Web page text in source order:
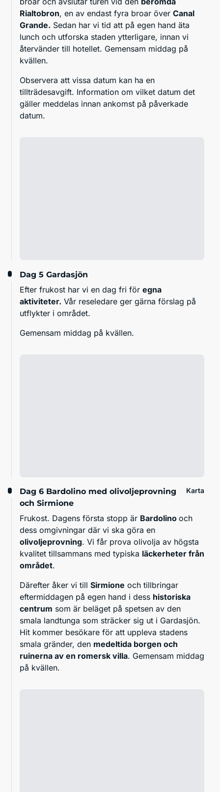
Rialtobron, en av endast fyra broar över Canal
Grande. Sedan har vi tid att på egen hand äta
lunch och utforska staden ytterligare, innan vi
återvänder till hotellet. Gemensam middag på
kvällen.
Observera att vissa datum kan ha en
tillträdesavgift. Information om vilket datum det
gäller meddelas innan ankomst på påverkade
datum.
Dag 5 Gardasjön
Efter frukost har vi en dag fri för egna
aktiviteter. Vår reseledare ger gärna förslag på
utflykter i området.
Gemensam middag på kvällen.
Dag 6 Bardolino med olivoljeprovning
och Sirmione
Karta
Frukost. Dagens första stopp är Bardolino och
dess omgivningar där vi ska göra en
olivoljeprovning. Vi får prova olivolja av högsta
kvalitet tillsammans med typiska läckerheter från
området.
Därefter åker vi till Sirmione och tillbringar
eftermiddagen på egen hand i dess historiska
centrum som är beläget på spetsen av den
smala landtunga som sträcker sig ut i Gardasjön.
Hit kommer besökare för att uppleva stadens
smala gränder, den medeltida borgen och
ruinerna av en romersk villa. Gemensam middag
på kvällen.